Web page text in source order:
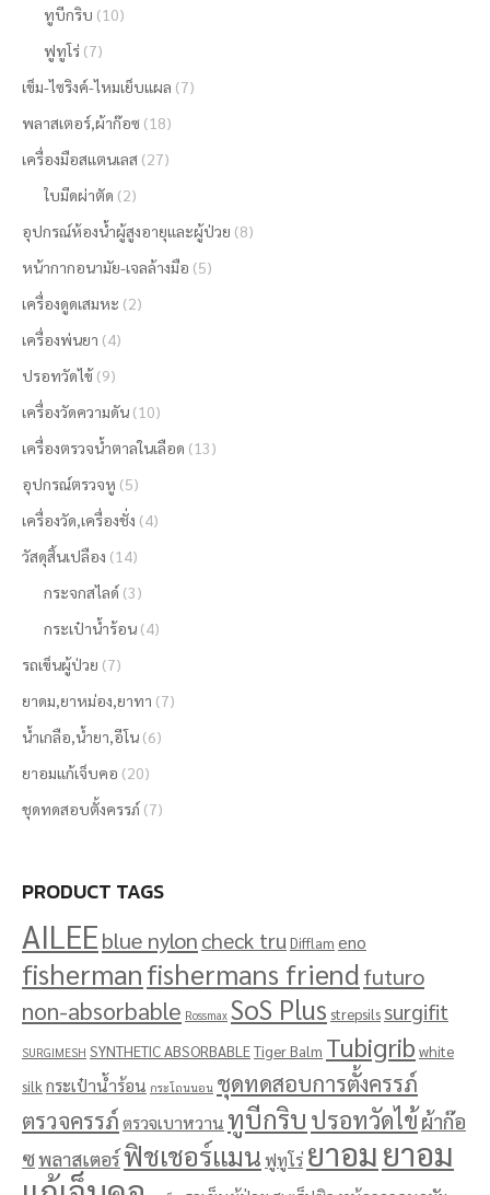
ทูบีกริบ (10)
ฟูทูโร่ (7)
เข็ม-ไซริงค์-ไหมเย็บแผล (7)
พลาสเตอร์,ผ้าก๊อซ (18)
เครื่องมือสแตนเลส (27)
ใบมีดผ่าตัด (2)
อุปกรณ์ห้องน้ำผู้สูงอายุและผู้ป่วย (8)
หน้ากากอนามัย-เจลล้างมือ (5)
เครื่องดูดเสมหะ (2)
เครื่องพ่นยา (4)
ปรอทวัดไข้ (9)
เครื่องวัดความดัน (10)
เครื่องตรวจน้ำตาลในเลือด (13)
อุปกรณ์ตรวจหู (5)
เครื่องวัด,เครื่องชั่ง (4)
วัสดุสิ้นเปลือง (14)
กระจกสไลด์ (3)
กระเป๋าน้ำร้อน (4)
รถเข็นผู้ป่วย (7)
ยาดม,ยาหม่อง,ยาทา (7)
น้ำเกลือ,น้ำยา,อีโน (6)
ยาอมแก้เจ็บคอ (20)
ชุดทดสอบตั้งครรภ์ (7)
PRODUCT TAGS
AILEEblue nylon check tru Difflam eno
fishermanfishermans friend futuro
non-absorbable Rossmax SoS Plus strepsils surgifit
SURGIMESH SYNTHETIC ABSORBABLETiger Balm Tubigrib white
silk กระเป๋าน้ำร้อน กระโถนนอน ชุดทดสอบการตั้งครรภ์
ตรวจครรภ์ตรวจเบาหวาน ทูบีกริบ ปรอทวัดไข้ผ้าก๊อ
ซพลาสเตอร์ฟิชเชอร์แมนฟูทูโร่ ยาอมยาอม